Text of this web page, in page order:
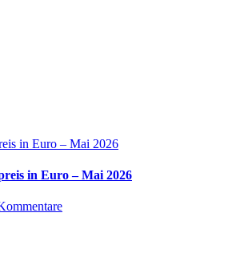
in Euro – Mai 2026
in Euro – Mai 2026